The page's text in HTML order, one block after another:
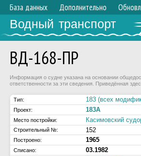
База данных Дополнительно
Водный транспорт
ВД-168-ПР
Информация о судне указана на основании
ответственности за эти сведения. Приведённая
Тип: 183 (всех
Проект: 183А
Место постройки: Касимовский
Строительный №: 152
Построено: 1965
Списано: 03.1982